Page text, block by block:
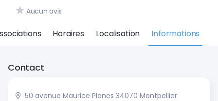
Aucun avis
Horaires Localisation Informations
Contact
50 avenue Maurice Planes 34070 Montpellier